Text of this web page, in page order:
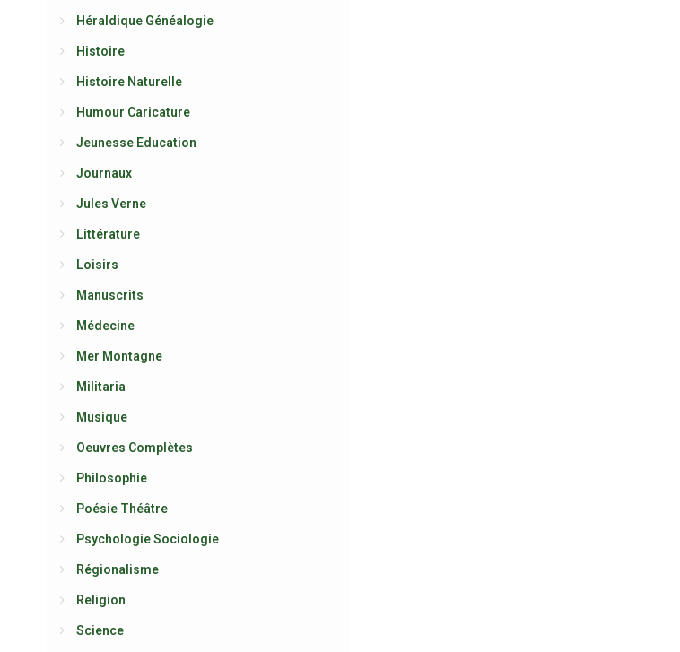
Héraldique Généalogie
Histoire
Histoire Naturelle
Humour Caricature
Jeunesse Education
Journaux
Jules Verne
Littérature
Loisirs
Manuscrits
Médecine
Mer Montagne
Militaria
Musique
Oeuvres Complètes
Philosophie
Poésie Théâtre
Psychologie Sociologie
Régionalisme
Religion
Science